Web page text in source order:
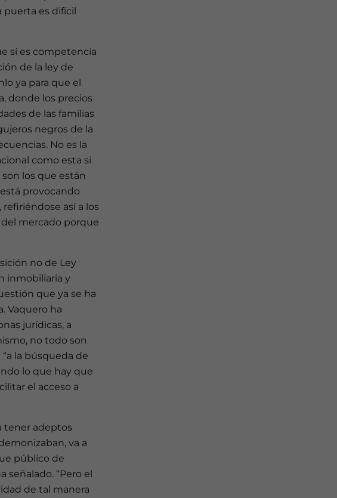
puerta es difícil
sí es competencia
de la ley de
ya para que el
donde los precios
de las familias
negros de la
No es la
como esta si
los que están
provocando
así a los
mercado porque
no de Ley
inmobiliaria y
que ya se ha
Vaquero ha
jurídicas, a
no todo son
la búsqueda de
lo que hay que
el acceso a
tener adeptos
va a
público de
señalado. “Pero el
de tal manera